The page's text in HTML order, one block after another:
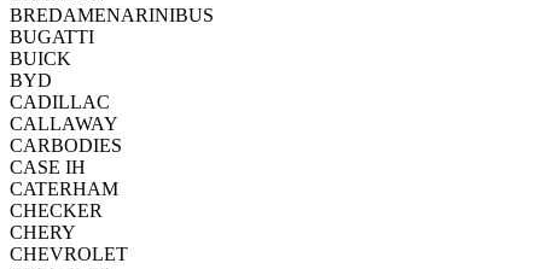
BREDAMENARINIBUS
BUGATTI
BUICK
BYD
CADILLAC
CALLAWAY
CARBODIES
CASE IH
CATERHAM
CHECKER
CHERY
CHEVROLET